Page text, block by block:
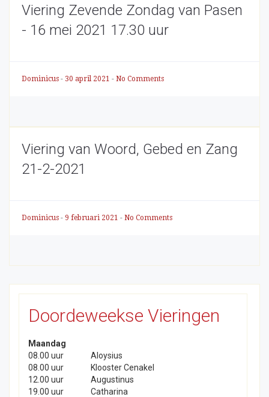
Viering Zevende Zondag van Pasen
- 16 mei 2021 17.30 uur
Dominicus - 30 april 2021 - No Comments
Viering van Woord, Gebed en Zang
21-2-2021
Dominicus - 9 februari 2021 - No Comments
Doordeweekse Vieringen
Maandag
08.00 uur
Aloysius
08.00 uur
Klooster Cenakel
12.00 uur
Augustinus
19.00 uur
Catharina